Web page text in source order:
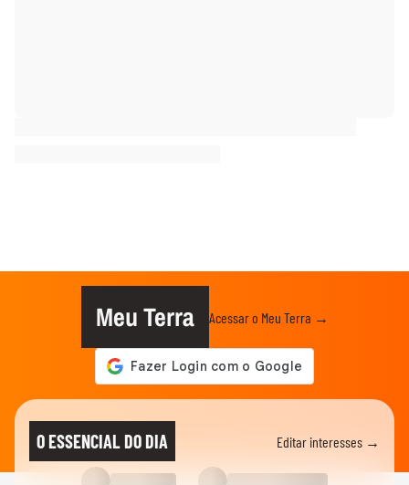
Meu Terra Acessar o Meu Terra →
O ESSENCIAL DO DIA Editar interesses →